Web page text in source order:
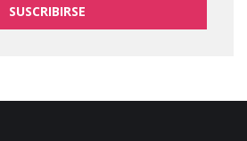
SUSCRIBIRSE